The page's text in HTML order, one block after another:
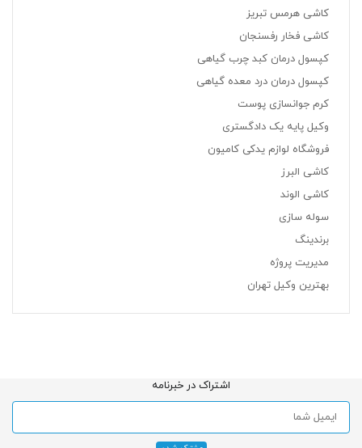
کاشی هرمس تبریز
کاشی فخار رفسنجان
کپسول درمان کبد چرب گیاهی
کپسول درمان درد معده گیاهی
کرم جوانسازی پوست
وکیل پایه یک دادگستری
فروشگاه لوازم یدکی کامیون
کاشی البرز
کاشی الوند
سوله سازی
برندینگ
مدیریت پروژه
بهترین وکیل تهران
اشتراک در خبرنامه